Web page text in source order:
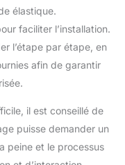
poids. 10
à 1
30
cyclisme ou
de natation.
Newan
un excellent
pour les
amateurs de
élastique.
faciliter l’installation.
l’étape par étape, en
afin de garantir
il est conseillé de
puisse demander un
peine et le processus